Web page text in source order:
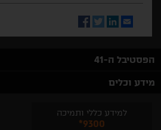
Email
LinkedIn
Twitter
Facebook
הפסטיבל ה-41
מידע וכלים
למידע כללי ותמיכה
*9300